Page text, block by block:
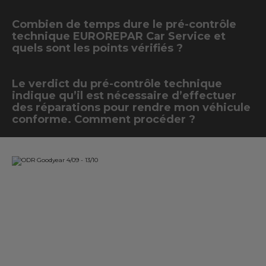
Combien de temps dure le pré-contrôle
technique EUROREPAR Car Service et
quels sont les points vérifiés ?
Le verdict du pré-contrôle technique
indique qu’il est nécessaire d’effectuer
des réparations pour rendre mon véhicule
conforme. Comment procéder ?